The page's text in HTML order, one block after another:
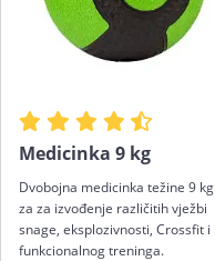
Medicinka 9 kg
Dvobojna medicinka težine 9 kg
za za izvođenje različitih vježbi
snage, eksplozivnosti, Crossfit i
funkcionalnog treninga.